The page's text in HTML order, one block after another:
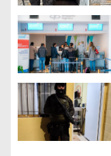
e
n
t
r
a